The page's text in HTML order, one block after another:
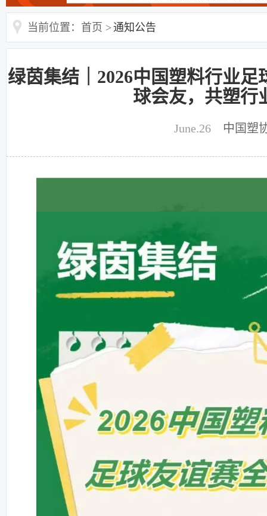
当前位置：首页 >通知公告
绿茵集结｜2026中国塑料行业
球会友，共塑行
June.26 中国塑